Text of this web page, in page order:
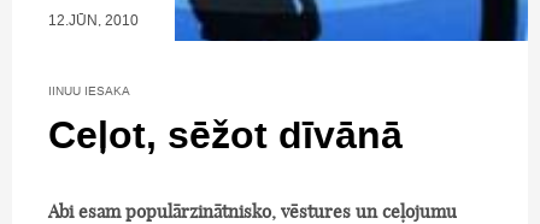
12.JŪN, 2010
IINUU IESAKA
Ceļot, sēžot dīvānā
Abi esam populārzinātnisko, vēstures un ceļojumu